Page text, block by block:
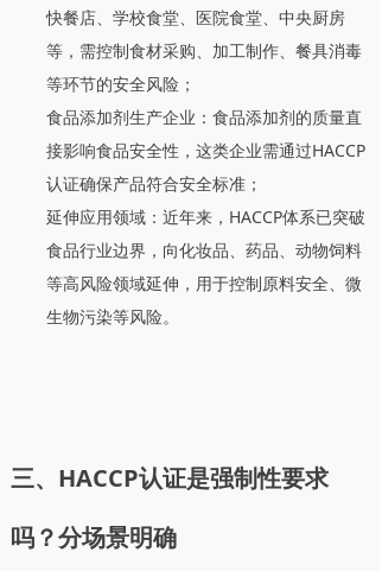
快餐店、学校食堂、医院食堂、中央厨房
等，需控制食材采购、加工制作、餐具消毒
等环节的安全风险；
食品添加剂生产企业：食品添加剂的质量直
接影响食品安全性，这类企业需通过HACCP
认证确保产品符合安全标准；
延伸应用领域：近年来，HACCP体系已突破
食品行业边界，向化妆品、药品、动物饲料
等高风险领域延伸，用于控制原料安全、微
生物污染等风险。
三、HACCP认证是强制性要求
吗？分场景明确